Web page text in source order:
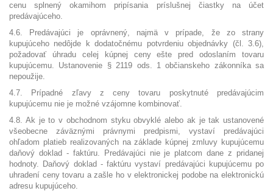
cenu splnený okamihom pripísania príslušnej čiastky na účet
predávajúceho.
4.6. Predávajúci je oprávnený, najmä v prípade, že zo strany
kupujúceho nedôjde k dodatočnému potvrdeniu objednávky (čl. 3.6),
požadovať úhradu celej kúpnej ceny ešte pred odoslaním tovaru
kupujúcemu. Ustanovenie § 2119 ods. 1 občianskeho zákonníka sa
nepoužije.
4.7. Prípadné zľavy z ceny tovaru poskytnuté predávajúcim
kupujúcemu nie je možné vzájomne kombinovať.
4.8. Ak je to v obchodnom styku obvyklé alebo ak je tak ustanovené
všeobecne záväznými právnymi predpismi, vystaví predávajúci
ohľadom platieb realizovaných na základe kúpnej zmluvy kupujúcemu
daňový doklad - faktúru. Predávajúci nie je platcom dane z pridanej
hodnoty. Daňový doklad - faktúru vystaví predávajúci kupujúcemu po
uhradení ceny tovaru a zašle ho v elektronickej podobe na elektronickú
adresu kupujúceho.